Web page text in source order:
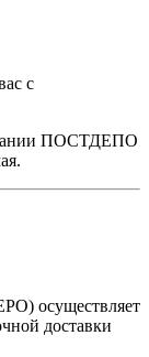
с
ПОСТДЕПО
осуществляет
доставки